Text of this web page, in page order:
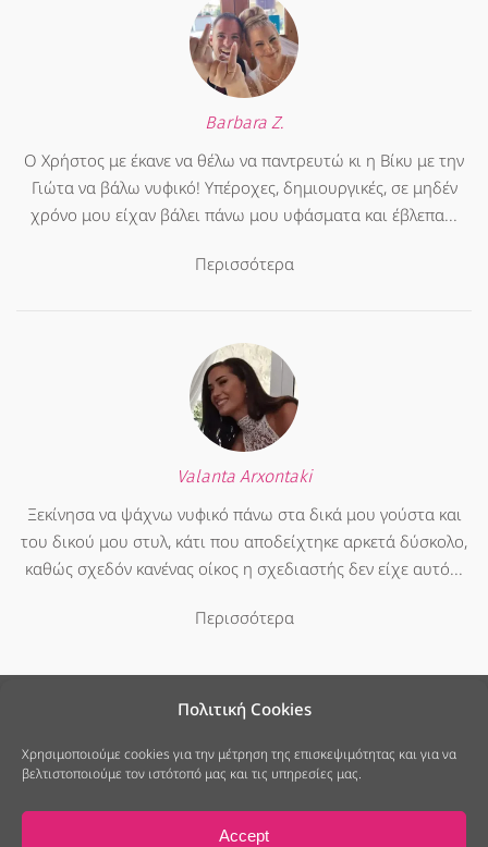
Πολιτική Cookies
Χρησιμοποιούμε cookies για την μέτρηση της επισκεψιμότητας και για να
βελτιστοποιούμε τον ιστότοπό μας και τις υπηρεσίες μας.
Accept
Barbara Z.
Ο Χρήστος με έκανε να θέλω να παντρευτώ κι η Βίκυ με την
Γιώτα να βάλω νυφικό! Υπέροχες, δημιουργικές, σε μηδέν
χρόνο μου είχαν βάλει πάνω μου υφάσματα και έβλεπα...
Περισσότερα
Valanta Arxontaki
Ξεκίνησα να ψάχνω νυφικό πάνω στα δικά μου γούστα και
του δικού μου στυλ, κάτι που αποδείχτηκε αρκετά δύσκολο,
καθώς σχεδόν κανένας οίκος η σχεδιαστής δεν είχε αυτό...
Περισσότερα